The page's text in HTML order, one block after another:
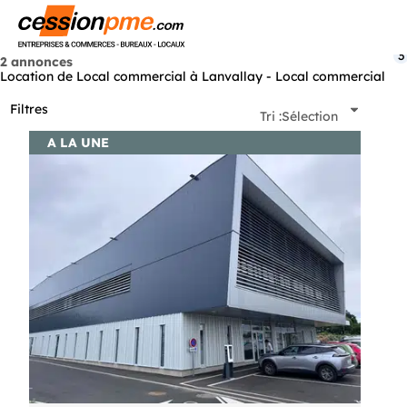
2 annonces
Location de Local commercial à Lanvallay - Local commercial
Filtres
3
Tri :Sélection
A LA UNE